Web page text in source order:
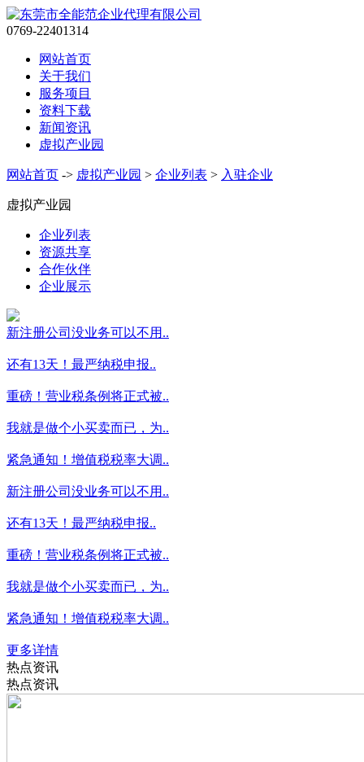
0769-22401314
网站首页
关于我们
服务项目
资料下载
新闻资讯
虚拟产业园
网站首页 -> 虚拟产业园 > 企业列表 > 入驻企业
虚拟产业园
企业列表
资源共享
合作伙伴
企业展示
新注册公司没业务可以不用..
还有13天！最严纳税申报..
重磅！营业税条例将正式被..
我就是做个小买卖而已，为..
紧急通知！增值税税率大调..
新注册公司没业务可以不用..
还有13天！最严纳税申报..
重磅！营业税条例将正式被..
我就是做个小买卖而已，为..
紧急通知！增值税税率大调..
更多详情
热点资讯
热点资讯